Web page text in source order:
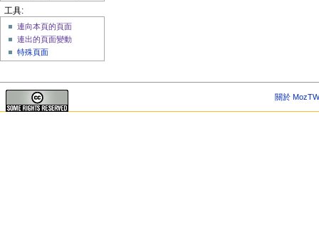
工具:
連向本頁的頁面
連出的頁面變動
特殊頁面
關於